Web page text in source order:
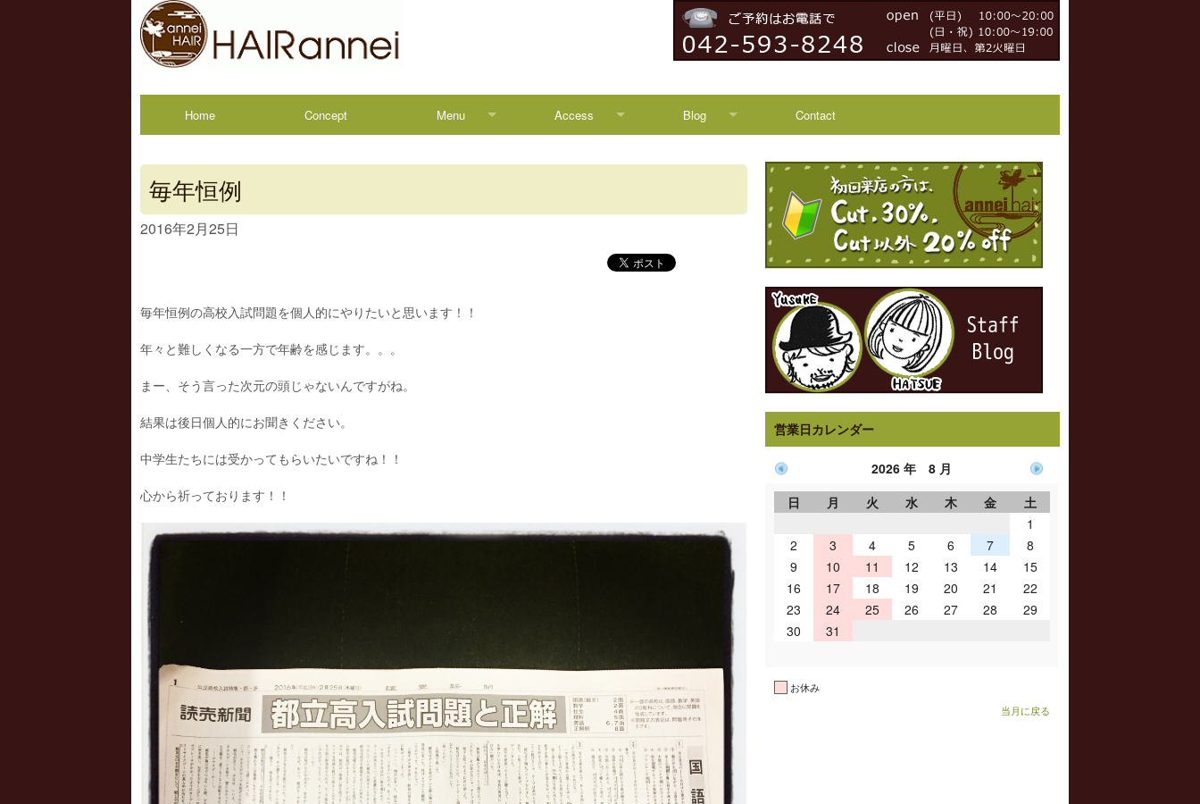
Home Concept Menu Access Blog Contact
毎年恒例
2016年2月25日
毎年恒例の高校入試問題を個人的にやりたいと思います！！
年々と難しくなる一方で年齢を感じます。。。
まー、そう言った次元の頭じゃないんですがね。
結果は後日個人的にお聞きください。
中学生たちには受かってもらいたいですね！！
心から祈っております！！
営業日カレンダー
2026 年 8 月
日
月 火 水 木 金
土
1
2
3 4 5 6 7
8
9
10 11 12 13 14
15
16
17 18 19 20 21
22
23
24 25 26 27 28
29
30
31
お休み
当月に戻る